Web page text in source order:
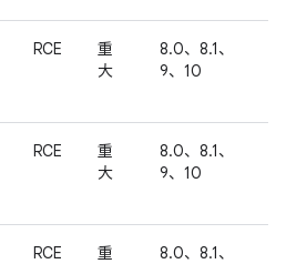
RCE
重
大
8.0、8.1、
9、10
RCE
重
大
8.0、8.1、
9、10
RCE
重
8.0、8.1、